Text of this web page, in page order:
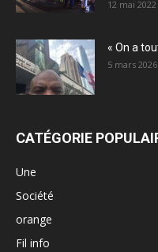
12 mai 2022
« On a
5 mars 2026
CATÉGORIE
Une
Société
orange
Fil info